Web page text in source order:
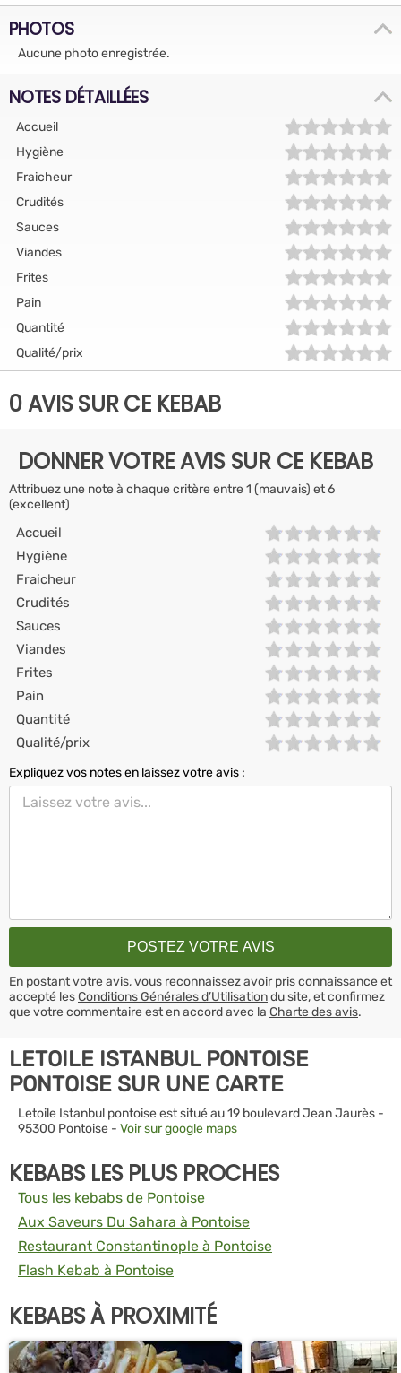
PHOTOS
Aucune photo enregistrée.
NOTES DÉTAILLÉES
Accueil
Hygiène
Fraicheur
Crudités
Sauces
Viandes
Frites
Pain
Quantité
Qualité/prix
0 AVIS SUR CE KEBAB
DONNER VOTRE AVIS SUR CE KEBAB
Attribuez une note à chaque critère entre 1 (mauvais) et 6
(excellent)
Accueil
Hygiène
Fraicheur
Crudités
Sauces
Viandes
Frites
Pain
Quantité
Qualité/prix
Expliquez vos notes en laissez votre avis :
En postant votre avis, vous reconnaissez avoir pris connaissance et
accepté lesConditions Générales d’Utilisationdu site, et confirmez
que votre commentaire est en accord avec la Charte des avis.
LETOILE ISTANBUL PONTOISE
PONTOISE SUR UNE CARTE
Letoile Istanbul pontoise est situé au 19 boulevard Jean Jaurès -
95300 Pontoise - Voir sur google maps
KEBABS LES PLUS PROCHES
Tous les kebabs de Pontoise
Aux Saveurs Du Sahara à Pontoise
Restaurant Constantinople à Pontoise
Flash Kebab à Pontoise
KEBABS À PROXIMITÉ